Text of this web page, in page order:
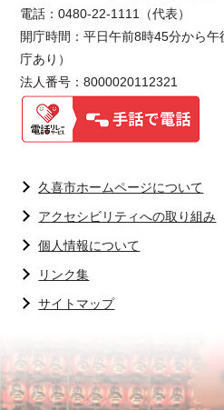
電話：0480-22-1111（代表）
開庁時間：平日午前8時45分から
庁あり）
法人番号：8000020112321
久喜市ホームページについて
アクセシビリティへの取り組み
個人情報について
リンク集
サイトマップ